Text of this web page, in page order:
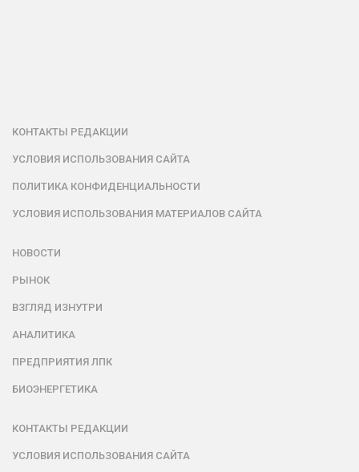
КОНТАКТЫ РЕДАКЦИИ
УСЛОВИЯ ИСПОЛЬЗОВАНИЯ САЙТА
ПОЛИТИКА КОНФИДЕНЦИАЛЬНОСТИ
УСЛОВИЯ ИСПОЛЬЗОВАНИЯ МАТЕРИАЛОВ САЙТА
НОВОСТИ
РЫНОК
ВЗГЛЯД ИЗНУТРИ
АНАЛИТИКА
ПРЕДПРИЯТИЯ ЛПК
БИОЭНЕРГЕТИКА
КОНТАКТЫ РЕДАКЦИИ
УСЛОВИЯ ИСПОЛЬЗОВАНИЯ САЙТА